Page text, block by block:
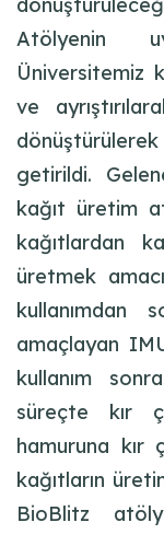
Atölyenin
Üniversitemiz
ve
getirildi.
kağıt üretim
kağıtlardan
üretmek
kullanımdan
amaçlayan
kullanım
süreçte kır
hamuruna kır
kağıtların
BioBlitz